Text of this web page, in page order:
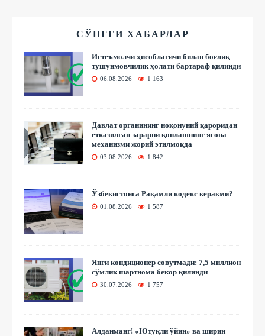
СЎНГГИ ХАБАРЛАР
Истеъмолчи ҳисоблагичи билан боғлиқ
тушунмовчилик ҳолати бартараф қилинди
06.08.2026 1 163
Давлат органининг ноқонуний қароридан
етказилган зарарни қоплашнинг ягона
механизми жорий этилмоқда
03.08.2026 1 842
Ўзбекистонга Рақамли кодекс керакми?
01.08.2026 1 587
Янги кондиционер совутмади: 7,5 миллион
сўмлик шартнома бекор қилинди
30.07.2026 1 757
Алданманг! «Ютуқли ўйин» ва ширин